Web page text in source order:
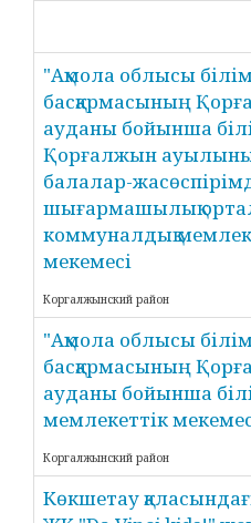
"Ақмола облысы
басқармасының
ауданы бойынша
Қорғалжын
балалар-
шығармашылық
коммуналдық
мекемесі
Коргалжынский район
"Ақмола облысы
басқармасының
ауданы бойынша
мемлекеттік
Коргалжынский район
Көкшетау